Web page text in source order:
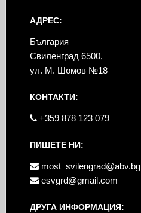
АДРЕС:
България
Свиленград 6500,
ул. М. Шомов №18
КОНТАКТИ:
+359 878 123 079
ПИШЕТЕ НИ:
most_svilengrad@abv.bg
esvgrd@gmail.com
ДРУГА ИНФОРМАЦИЯ: